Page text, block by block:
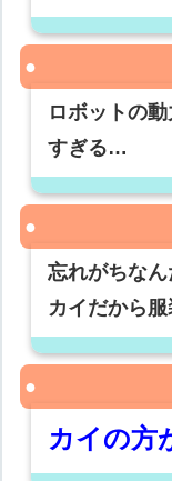
ロボットの
すぎる…
忘れがちな
カイだから
カイの方